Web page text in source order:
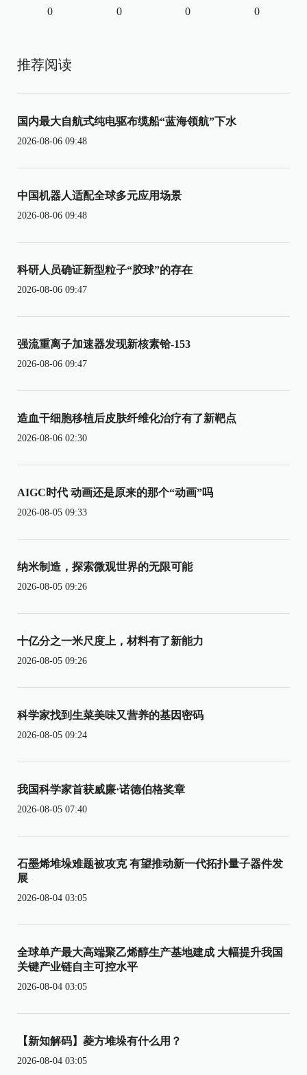
0 0 0 0
推荐阅读
国内最大自航式纯电驱布缆船“蓝海领航”下水
2026-08-06 09:48
中国机器人适配全球多元应用场景
2026-08-06 09:48
科研人员确证新型粒子“胶球”的存在
2026-08-06 09:47
强流重离子加速器发现新核素铪-153
2026-08-06 09:47
造血干细胞移植后皮肤纤维化治疗有了新靶点
2026-08-06 02:30
AIGC时代 动画还是原来的那个“动画”吗
2026-08-05 09:33
纳米制造，探索微观世界的无限可能
2026-08-05 09:26
十亿分之一米尺度上，材料有了新能力
2026-08-05 09:26
科学家找到生菜美味又营养的基因密码
2026-08-05 09:24
我国科学家首获威廉·诺德伯格奖章
2026-08-05 07:40
石墨烯堆垛难题被攻克 有望推动新一代拓扑量子器件发
展
2026-08-04 03:05
全球单产最大高端聚乙烯醇生产基地建成 大幅提升我国
关键产业链自主可控水平
2026-08-04 03:05
【新知解码】菱方堆垛有什么用？
2026-08-04 03:05